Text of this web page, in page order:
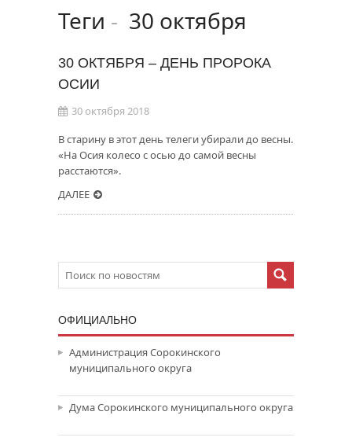
Теги - 30 октября
30 ОКТЯБРЯ – ДЕНЬ ПРОРОКА
ОСИИ
30 октября 2018
В старину в этот день телеги убирали до весны.
«На Осия колесо с осью до самой весны
расстаются».
ДАЛЕЕ
ОФИЦИАЛЬНО
Администрация Сорокинского
муниципального округа
Дума Сорокинского муниципального округа